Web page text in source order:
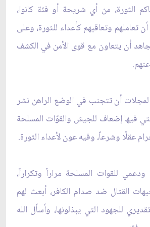
الثورة، من أي شريحة أو فئة كانوا،
تعاملهم وتعاقبهم كأعداء للثورة، وعلى
أن يتعاون مع قوى الأمن في الكشف
أن تتجنب في الوضع الراهن نشر
التي فيها إضعاف للجيش والقوّات المسلحة
عقلًا وشرعاً، وفيه عون لأعداء الثورة.
للقوات المسلحة مراراً وتكراراً،
القتال ضد صدام الكافر، أبعث لهم
للجهود التي يبذلونها، وأسأل الله